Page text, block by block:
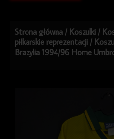
Strona główna / Koszulki /
piłkarskie reprezentacji /
Brazylia 1994/96 Home